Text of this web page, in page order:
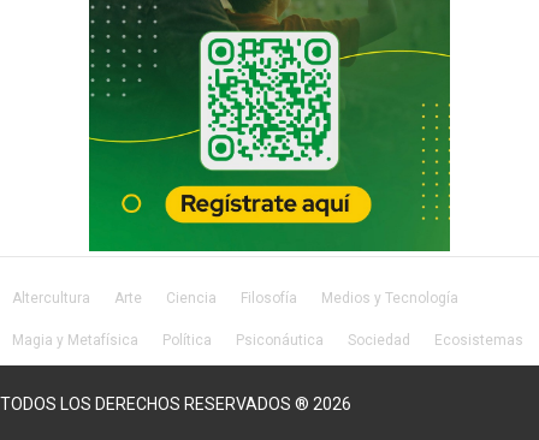
Altercultura Arte Ciencia Filosofía Medios y Tecnología
Magia y Metafísica Política Psiconáutica Sociedad Ecosistemas
TODOS LOS DERECHOS RESERVADOS ® 2026